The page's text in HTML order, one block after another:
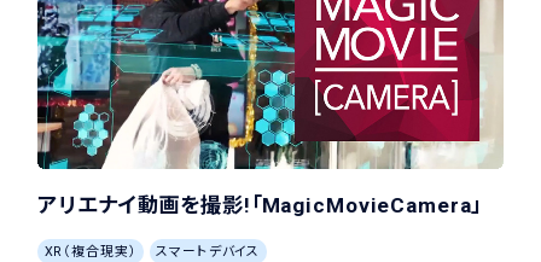
アリエナイ動画を撮影!「MagicMovieCamera」
XR（複合現実） スマートデバイス